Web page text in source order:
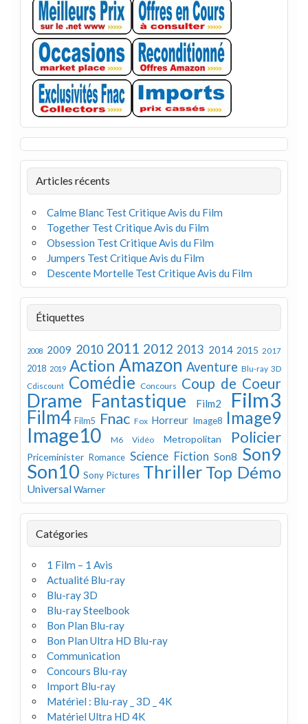
Articles récents
Calme Blanc Test Critique Avis du Film
Together Test Critique Avis du Film
Obsession Test Critique Avis du Film
Jumpers Test Critique Avis du Film
Descente Mortelle Test Critique Avis du Film
Étiquettes
2008 2009 2010 2011 2012 2013 2014 2015 2017
2018 2019 Action Amazon Aventure Blu-ray 3D
Cdiscount Comédie Concours Coup de Coeur
Drame Fantastique Film2 Film3
Film4 Film5 Fnac Fox Horreur Image8 Image9
Image10 M6 Vidéo Metropolitan Policier
Priceminister Romance Science Fiction Son8 Son9
Son10 Sony Pictures Thriller Top Démo
UniversalWarner
Catégories
1 Film – 1 Avis
Actualité Blu-ray
Blu-ray 3D
Blu-ray Steelbook
Bon Plan Blu-ray
Bon Plan Ultra HD Blu-ray
Communication
Concours Blu-ray
Import Blu-ray
Matériel : Blu-ray _ 3D _ 4K
Matériel Ultra HD 4K